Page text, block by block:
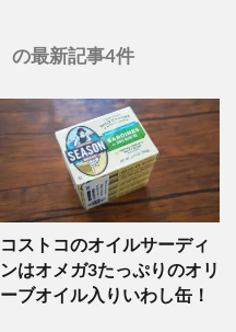
の最新記事4件
コストコのオイルサーディ
ンはオメガ3たっぷりのオリ
ーブオイル入りいわし缶！